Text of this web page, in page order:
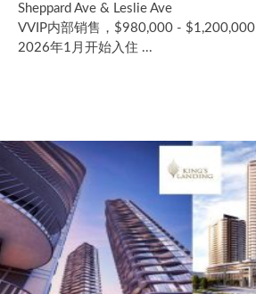
Sheppard Ave & Leslie Ave
VVIP内部销售，$980,000 - $1,200,000
2026年1月开始入住 ...